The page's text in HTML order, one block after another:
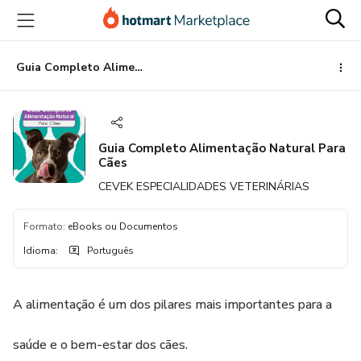
para
conteúdo
principal
para
pagamento
para
rodapé
Guia Completo Alimentação Natural Para Cães
Guia Completo Alimentação Natural Para
Cães
CEVEK ESPECIALIDADES VETERINÁRIAS
Formato: eBooks ou Documentos
Idioma: Português
A alimentação é um dos pilares mais importantes para a
saúde e o bem-estar dos cães.